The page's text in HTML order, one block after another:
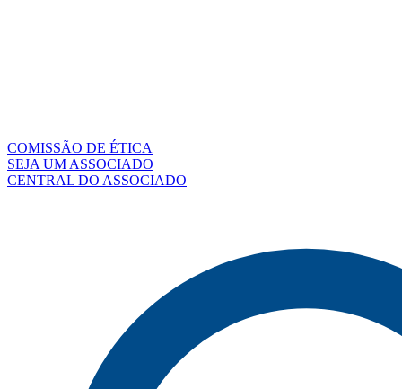
COMISSÃO DE ÉTICA
SEJA UM ASSOCIADO
CENTRAL DO ASSOCIADO